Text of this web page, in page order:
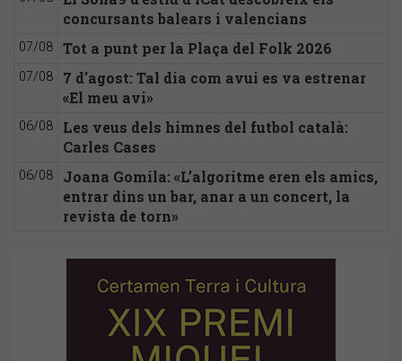
concursants balears i valencians
07/08 Tot a punt per la Plaça del Folk 2026
07/08
7 d'agost: Tal dia com avui es va estrenar
«El meu avi»
06/08
Les veus dels himnes del futbol català:
Carles Cases
06/08
Joana Gomila: «L’algoritme eren els amics,
entrar dins un bar, anar a un concert, la
revista de torn»